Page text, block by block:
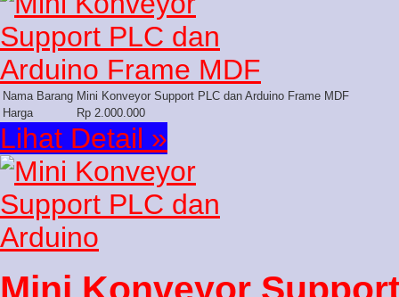
Nama Barang Mini Konveyor Support PLC dan Arduino Frame MDF
Harga
Rp 2.000.000
Lihat Detail »